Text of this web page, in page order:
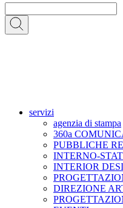
servizi
agenzia di stampa
360a
PUBBLICHE
INTERNO-
INTERIOR
DIREZIONE